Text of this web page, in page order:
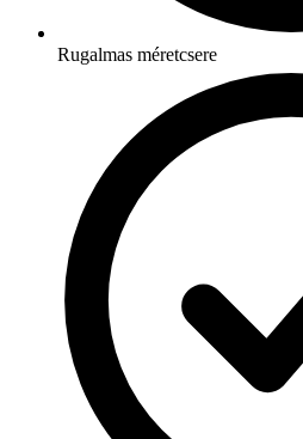
Rugalmas méretcsere